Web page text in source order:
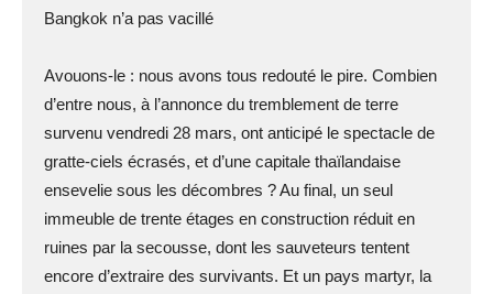
Bangkok n’a pas vacillé
Avouons-le : nous avons tous redouté le pire. Combien
d’entre nous, à l’annonce du tremblement de terre
survenu vendredi 28 mars, ont anticipé le spectacle de
gratte-ciels écrasés, et d’une capitale thaïlandaise
ensevelie sous les décombres ? Au final, un seul
immeuble de trente étages en construction réduit en
ruines par la secousse, dont les sauveteurs tentent
encore d’extraire des survivants. Et un pays martyr, la